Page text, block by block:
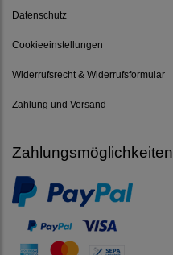
Datenschutz
Cookieeinstellungen
Widerrufsrecht & Widerrufsformular
Zahlung und Versand
Zahlungsmöglichkeiten